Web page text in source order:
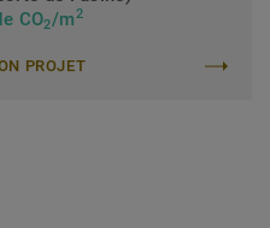
CO2/m2
PROJET